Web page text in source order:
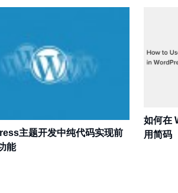
主题开发中纯代码实现前
能
如何在
用简码